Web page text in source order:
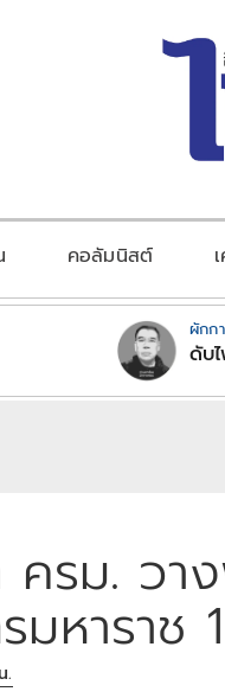
คอลัมนิสต์
ผักก
ดับ
รม. วา
หาราช
.